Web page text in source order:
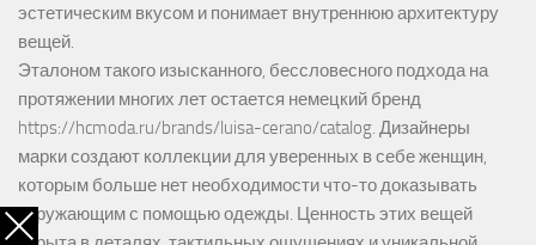
эстетическим вкусом и понимает внутреннюю архитектуру
вещей.
Эталоном такого изысканного, бессловесного подхода на
протяжении многих лет остается немецкий бренд
https://hcmoda.ru/brands/luisa-cerano/catalog. Дизайнеры
марки создают коллекции для уверенных в себе женщин,
которым больше нет необходимости что-то доказывать
окружающим с помощью одежды. Ценность этих вещей